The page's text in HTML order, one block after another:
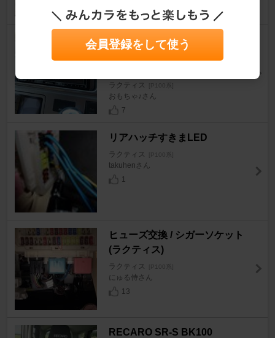
カーナビ carrozzeria 楽ナビ
AVIC-RZ303 の取付（ねじの
ラクティス [P100系]
おもちゃ♪さん
7
リアハッチすきまLED
ラクティス [P100系]
takuhenさん
1
ヒューズ交換 / シガーソケット
(ラクティス)
ラクティス [P100系]
にゅる侍さん
13
RECARO SR-S BK100
会員登録をして使う